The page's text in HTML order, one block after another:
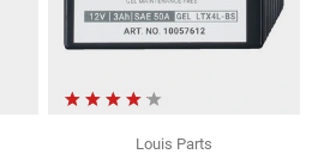
Louis Parts